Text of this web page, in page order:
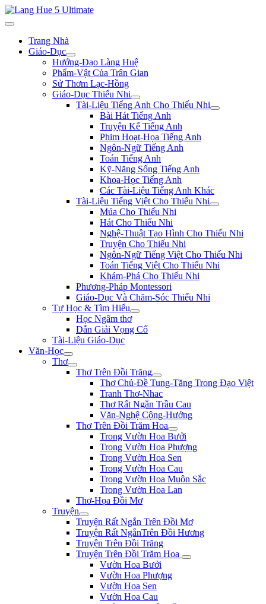
Trang Nhà
Giáo-Dục
Hướng-Đạo Làng Huệ
Phẩm-Vật Của Trân Gian
Sử Thơm Lạc-Hồng
Giáo-Dục Thiếu Nhi
Tài-Liệu Tiếng Anh Cho Thiếu Nhi
Bài Hát Tiếng Anh
Truyện Kể Tiếng Anh
Phim Hoạt-Họa Tiếng Anh
Ngôn-Ngữ Tiếng Anh
Toán Tiếng Anh
Kỹ-Năng Sống Tiếng Anh
Khoa-Học Tiếng Anh
Các Tài-Liệu Tiếng Anh Khác
Tài-Liệu Tiếng Việt Cho Thiếu Nhi
Múa Cho Thiếu Nhi
Hát Cho Thiếu Nhi
Nghệ-Thuật Tạo Hình Cho Thiếu Nhi
Truyện Cho Thiếu Nhi
Ngôn-Ngữ Tiếng Việt Cho Thiếu Nhi
Toán Tiếng Việt Cho Thiếu Nhi
Khám-Phá Cho Thiếu Nhi
Phương-Pháp Montessori
Giáo-Dục Và Chăm-Sóc Thiếu Nhi
Tự Học & Tìm Hiểu
Học Ngâm thơ
Dẫn Giải Vọng Cổ
Tài-Liệu Giáo-Dục
Văn-Học
Thơ
Thơ Trên Đồi Trăng
Thơ Chủ-Đề Tung-Tăng Trong Đạo Việt
Tranh Thơ-Nhac
Thơ Rất Ngắn Trầu Cau
Văn-Nghệ Cộng-Hưởng
Thơ Trên Đồi Trăm Hoa
Trong Vườn Hoa Bưởi
Trong Vườn Hoa Phượng
Trong Vườn Hoa Sen
Trong Vườn Hoa Cau
Trong Vườn Hoa Muôn Sắc
Trong Vườn Hoa Lan
Thơ-Họa Đồi Mơ
Truyện
Truyện Rất Ngắn Trên Đồi Mơ
Truyện Rất NgắnTrên Đồi Hương
Truyện Trên Đồi Trăng
Truyện Trên Đồi Trăm Hoa
Vườn Hoa Bưởi
Vườn Hoa Phượng
Vườn Hoa Sen
Vườn Hoa Cau